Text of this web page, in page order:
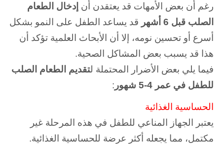
رغم أن بعض الأمهات قد يعتقدن أن إدخال الطعام
الصلب قبل 6 أشهر
قد يساعد الطفل على النمو بشكل
أسرع أو تحسين نومه، إلا أن الأبحاث العلمية تؤكد أن
هذا قد يسبب بعض المشاكل الصحية.
فيما يلي بعض الأضرار المحتملة لتقديم الطعام الصلب
للطفل في عمر 4-5 شهور
:
الحساسية الغذائية
يعتبر الجهاز المناعي للطفل في هذه المرحلة غير
مكتمل، مما يجعله أكثر عرضة للحساسية الغذائية.